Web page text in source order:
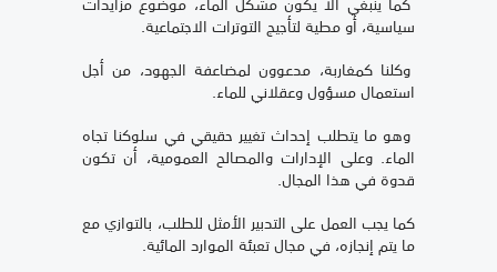
سياسية، أو مطية لتأجيج التوترات الاجتماعية.
وكلنا كمغاربة، مدعوون لمضاعفة الجهود، من أجل
استعمال مسؤول وعقلاني للماء.
وهو ما يتطلب إحداث تغيير حقيقي في سلوكنا تجاه
الماء. وعلى الإدارات والمصالح العمومية، أن تكون
قدوة في هذا المجال.
كما يجب العمل على التدبير الأمثل للطلب، بالتوازي مع
ما يتم إنجازه، في مجال تعبئة الموارد المائية.